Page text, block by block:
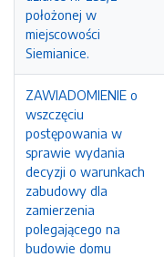
położonej w
miejscowości
Siemianice.
ZAWIADOMIENIE o
wszczęciu
postępowania w
sprawie wydania
decyzji o warunkach
zabudowy dla
zamierzenia
polegającego na
budowie domu